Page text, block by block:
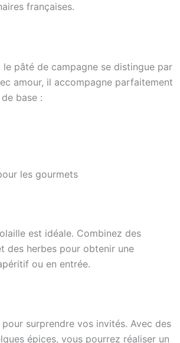
françaises.
pâté de campagne se distingue par
amour, il accompagne parfaitement
base :
les gourmets
est idéale. Combinez des
des herbes pour obtenir une
ou en entrée.
surprendre vos invités. Avec des
épices, vous pourrez réaliser un